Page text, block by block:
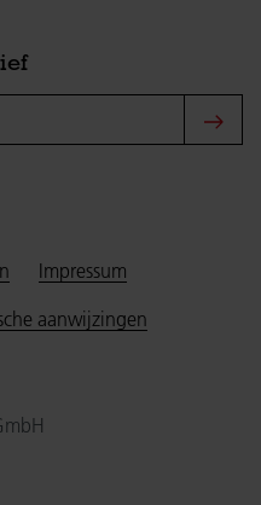
Impressum
aanwijzingen